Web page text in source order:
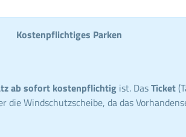
Kostenpflichtiges Parken
ab sofort kostenpflichtig ist. DasTicket
Windschutzscheibe, da das